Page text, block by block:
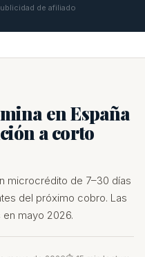
de afiliado
en España
a corto
microcrédito de 7–30 días
del próximo cobro. Las
mayo 2026.